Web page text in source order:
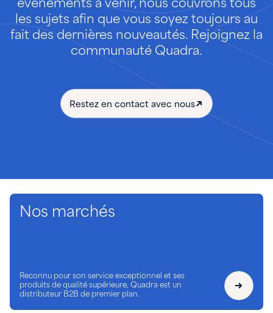
événements à venir, nous couvrons tous
les sujets afin que vous soyez toujours au
fait des dernières nouveautés. Rejoignez la
communauté Quadra.
Restez en contact avec nous
Nos marchés
Reconnu pour son service exceptionnel et ses
produits de qualité supérieure, Quadra est un
distributeur B2B de premier plan.